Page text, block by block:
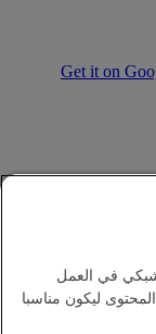
في العمل
ليكون مناسبا